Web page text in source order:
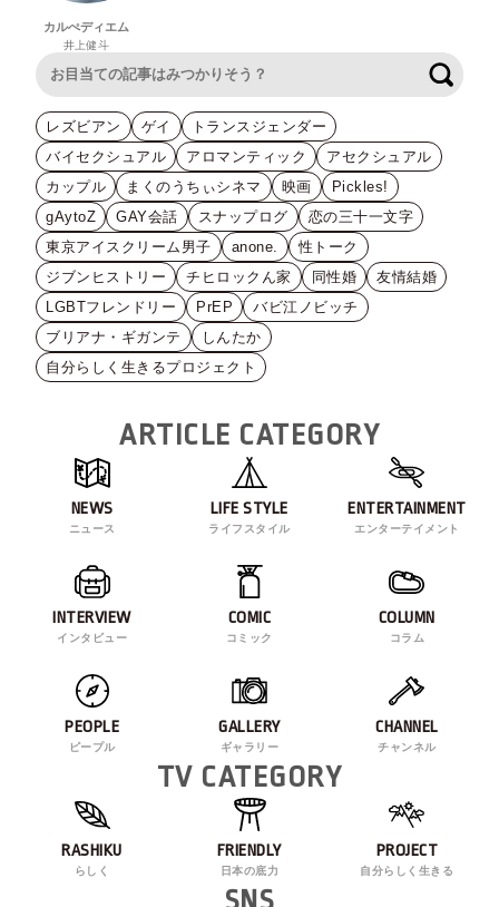
カルぺディエム
井上健斗
レズビアン ゲイ
トランスジェンダー
バイセクシュアル
アロマンティック
アセクシュアル
カップル
まくのうちぃシネマ 映画
Pickles!
gAytoZ
GAY会話 スナップログ
恋の三十一文字
東京アイスクリーム男子
anone.
性トーク
ジブンヒストリー
チヒロックん家 同性婚
友情結婚
LGBTフレンドリー
PrEP
バビ江ノビッチ
ブリアナ・ギガンテ
しんたか
自分らしく生きるプロジェクト
ARTICLE CATEGORY
NEWS
ニュース
LIFE STYLE
ライフスタイル
ENTERTAINMENT
エンターテイメント
INTERVIEW
インタビュー
COMIC
コミック
COLUMN
コラム
PEOPLE
ピープル
GALLERY
ギャラリー
CHANNEL
チャンネル
TV CATEGORY
RASHIKU
らしく
FRIENDLY
日本の底力
PROJECT
自分らしく生きる